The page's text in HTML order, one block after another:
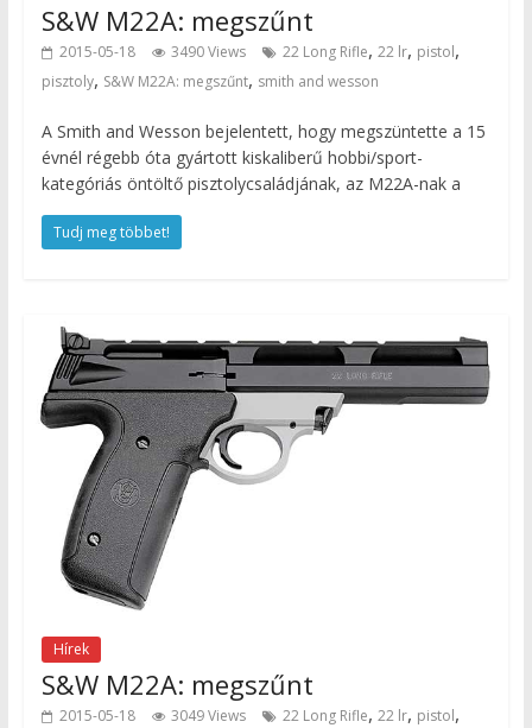
S&W M22A: megszűnt
2015-05-18 3490 Views 22 Long Rifle, 22 lr, pistol,
pisztoly, S&W M22A: megszűnt, smith and wesson
A Smith and Wesson bejelentett, hogy megszüntette a 15
évnél régebb óta gyártott kiskaliberű hobbi/sport-
kategóriás öntöltő pisztolycsaládjának, az M22A-nak a
Tudj meg többet!
Hírek
S&W M22A: megszűnt
2015-05-18 3049 Views 22 Long Rifle, 22 lr, pistol,